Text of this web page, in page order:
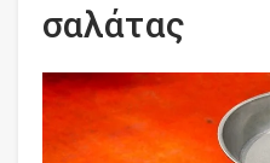
σαλάτας